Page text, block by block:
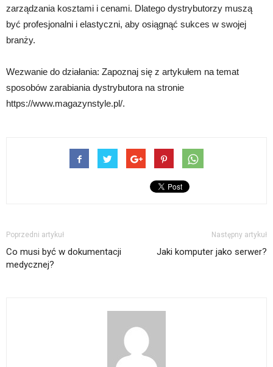
zarządzania kosztami i cenami. Dlatego dystrybutorzy muszą
być profesjonalni i elastyczni, aby osiągnąć sukces w swojej
branży.
Wezwanie do działania: Zapoznaj się z artykułem na temat
sposobów zarabiania dystrybutora na stronie
https://www.magazynstyle.pl/.
Poprzedni artykuł
Co musi być w dokumentacji
medycznej?
Następny artykuł
Jaki komputer jako serwer?